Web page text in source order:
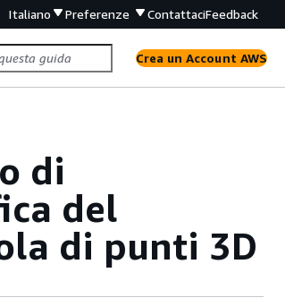
Italiano Preferenze ContattaciFeedback
Crea un Account AWS
di
del
di punti 3D